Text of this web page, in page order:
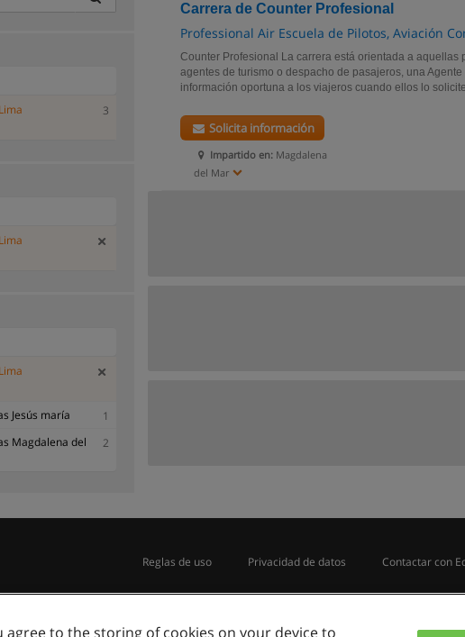
Carrera de Counter Profesional
Professional Air Escuela de Pilotos, Aviación
Counter Profesional La carrera está orientada a
agentes de turismo o despacho de pasajeros, una
información oportuna a los viajeros cuando ellos lo
Impartido en: Magdalena
del Mar
Solicita información
3
Jesús maría
1
Magdalena del
2
Reglas de uso Privacidad de datos Contactar con
agree to the storing of cookies on your device to